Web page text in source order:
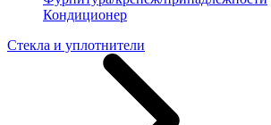
Кондиционер
Стекла и уплотнители